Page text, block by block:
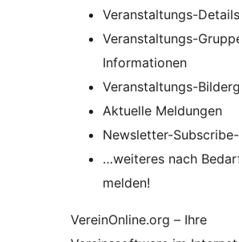
Veranstaltungs-Details
Veranstaltungs-
Informationen
Veranstaltungs-
Aktuelle Meldungen
Newsletter-
…weiteres nach
melden!
VereinOnline.org – Ihre